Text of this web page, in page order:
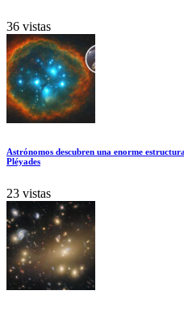
36 vistas
Astrónomos descubren una enorme
Pléyades
23 vistas